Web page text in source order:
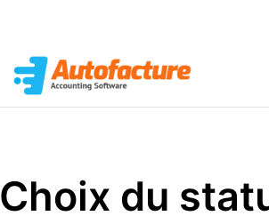
Choix du